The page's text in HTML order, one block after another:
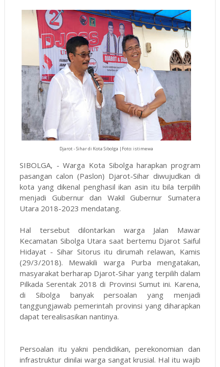
Djarot - Sihar di Kota Sibolga |Foto: istimewa
SIBOLGA, - Warga Kota Sibolga harapkan program
pasangan calon (Paslon) Djarot-Sihar diwujudkan di
kota yang dikenal penghasil ikan asin itu bila terpilih
menjadi Gubernur dan Wakil Gubernur Sumatera
Utara 2018-2023 mendatang.
Hal tersebut dilontarkan warga Jalan Mawar
Kecamatan Sibolga Utara saat bertemu Djarot Saiful
Hidayat - Sihar Sitorus itu dirumah relawan, Kamis
(29/3/2018). Mewakili warga Purba mengatakan,
masyarakat berharap Djarot-Sihar yang terpilih dalam
Pilkada Serentak 2018 di Provinsi Sumut ini. Karena,
di Sibolga banyak persoalan yang menjadi
tanggungjawab pemerintah provinsi yang diharapkan
dapat terealisasikan nantinya.
Persoalan itu yakni pendidikan, perekonomian dan
infrastruktur dinilai warga sangat krusial. Hal itu wajib